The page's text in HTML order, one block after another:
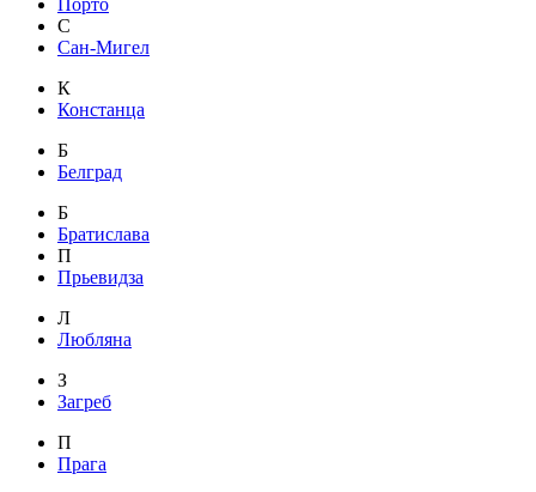
С
Сан-Мигел
К
Констанца
Б
Белград
Б
Братислава
П
Прьевидза
Л
Любляна
З
Загреб
П
Прага